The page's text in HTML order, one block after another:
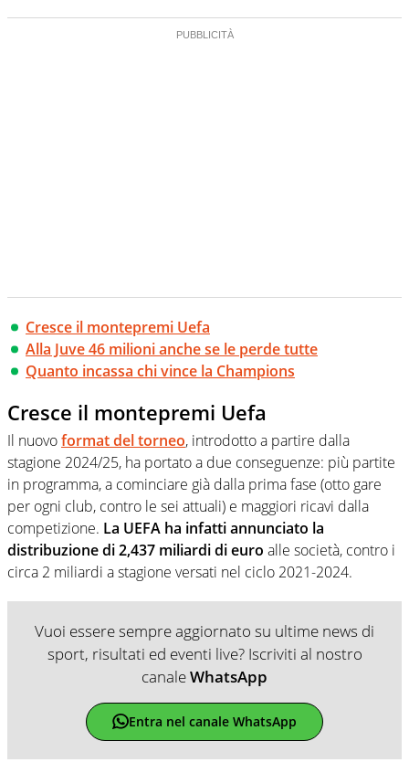
Cresce il montepremi Uefa
Alla Juve 46 milioni anche se le perde tutte
Quanto incassa chi vince la Champions
Cresce il montepremi Uefa
Il nuovoformat del torneo, introdotto a partire dalla
stagione 2024/25, ha portato a due conseguenze: più partite
in programma, a cominciare già dalla prima fase (otto gare
per ogni club, contro le sei attuali) e maggiori ricavi dalla
competizione. La UEFA ha infatti annunciato la
distribuzione di 2,437 miliardi di euro alle società, contro i
circa 2 miliardi a stagione versati nel ciclo 2021-2024.
Vuoi essere sempre aggiornato su ultime news di
sport, risultati ed eventi live? Iscriviti al nostro
canaleWhatsApp
Entra nel canale WhatsApp